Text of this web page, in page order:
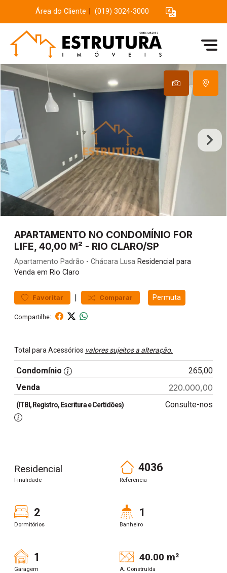
Área do Cliente (019) 3024-3000
APARTAMENTO NO CONDOMÍNIO FOR
LIFE, 40,00 M² - RIO CLARO/SP
Apartamento Padrão - Chácara Lusa Residencial para
Venda em Rio Claro
Favoritar | Comparar Permuta
Compartilhe:
Total para Acessórios valores sujeitos a alteração.
Condomínio
265,00
Venda
220.000,00
(ITBI, Registro, Escritura e Certidões) Consulte-nos
Residencial
Finalidade
4036
Referência
2
Dormitórios
1
Banheiro
1
Garagem
40.00 m²
A. Construída